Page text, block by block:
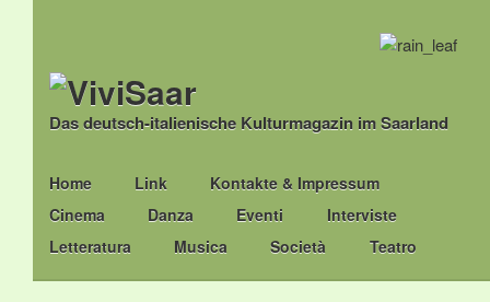
Das deutsch-italienische Kulturmagazin im Saarland
Main menu
Skip
to
content
Home Link
Kontakte & Impressum
Cinema
Danza Eventi
Interviste
Letteratura
Musica Società Teatro